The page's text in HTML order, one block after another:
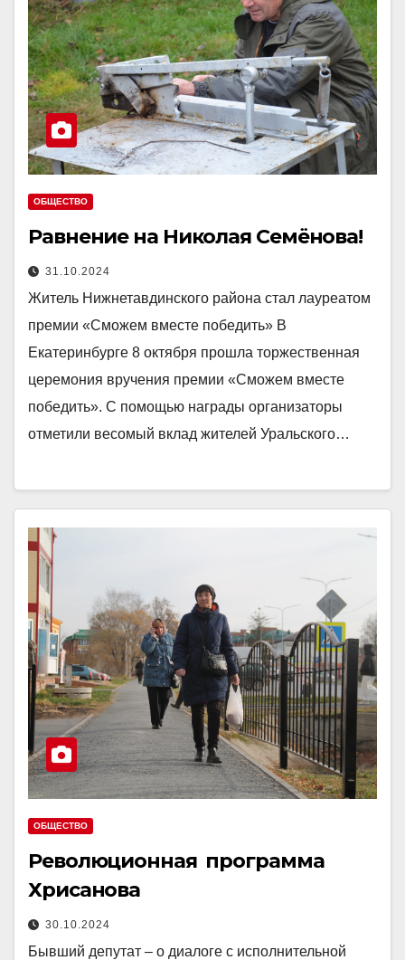
ОБЩЕСТВО
Равнение на Николая Семёнова!
31.10.2024
Житель Нижнетавдинского района стал лауреатом
премии «Сможем вместе победить» В
Екатеринбурге 8 октября прошла торжественная
церемония вручения премии «Сможем вместе
победить». С помощью награды организаторы
отметили весомый вклад жителей Уральского…
ОБЩЕСТВО
Революционная программа
Хрисанова
30.10.2024
Бывший депутат – о диалоге с исполнительной